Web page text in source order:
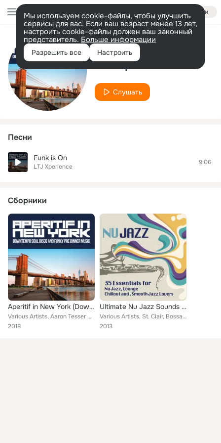
Войти
Мы используем cookie-файлы, чтобы улучшить
сервисы для вас. Если ваш возраст менее 13 лет,
настроить cookie-файлы должен ваш законный
представитель. Больше информации
Разрешить все Настроить
Исполнитель
LTJ Xperience
Слушать
Песни
Funk is On
LTJ Xperience
9:06
Сборники
Aperitif in New York (Downtempo Soul Disco and Funky Pre Dinner Music)
Various Artists, Aaron Tesser & The New Jazz Affair, Diego Montinaro, Papik, Duran y Garcia, Monsieur Blumenberg, Sarah Jane Mor...
2018
Ultimate Nu Jazz Sounds (35 Essentials for Nu Jazz, Lounge, Chillout and Smooth Jazz Lovers)
Various Artists, St. Clair, Bossa Nostra, Moka Beat, Fabio di Biagio, Silvio Uboldi, Arcoiris, Good One Trio, Gianluca Ricciardi...
2013